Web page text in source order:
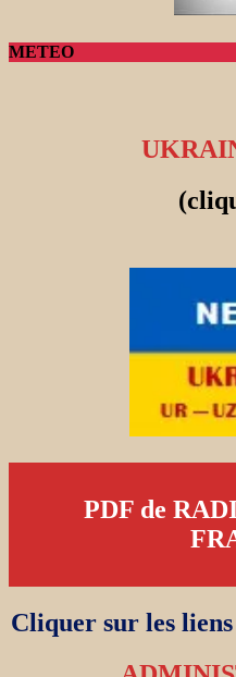
METEO
PDF de
Cliquer sur les liens